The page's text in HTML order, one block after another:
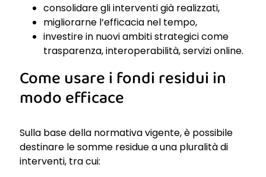
consolidare gli interventi già realizzati,
migliorarne l’efficacia nel tempo,
investire in nuovi ambiti strategici come
trasparenza, interoperabilità, servizi online.
Come usare i fondi residui in
modo efficace
Sulla base della normativa vigente, è possibile
destinare le somme residue a una pluralità di
interventi, tra cui: